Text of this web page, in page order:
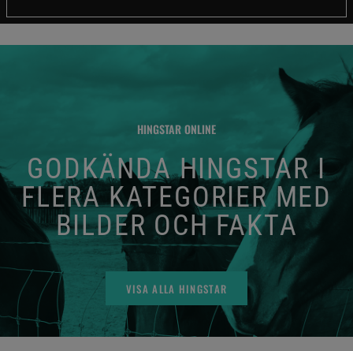
HINGSTAR ONLINE
GODKÄNDA HINGSTAR I
FLERA KATEGORIER MED
BILDER OCH FAKTA
VISA ALLA HINGSTAR